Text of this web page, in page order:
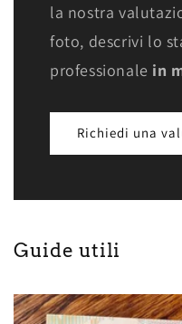
la nostra
foto, descrivi lo
professionale in
Richiedi una
Guide utili